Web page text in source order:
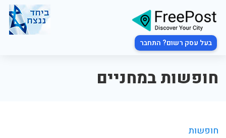
בעל עסק רשום? התחבר
חופשות במחניים
חופשות